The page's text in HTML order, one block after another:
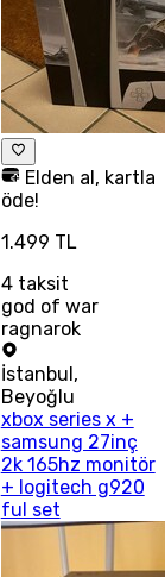
Elden al, kartla
öde!
1.499 TL
4taksit
god of war
ragnarok
İstanbul,
Beyoğlu
xbox series x +
samsung 27inç
2k 165hz monitör
+ logitech g920
ful set